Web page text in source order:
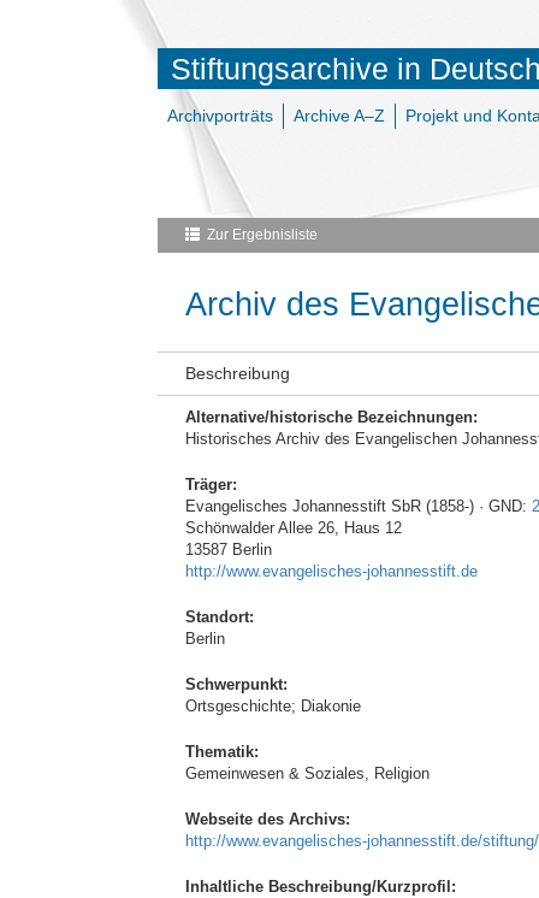
Stiftungsarchive in
Archivporträts Archive A–Z Projekt und
Zur Ergebnisliste
Archiv des
Beschreibung
Alternative/historische Bezeichnungen:
Historisches Archiv des Evangelischen
Träger:
Evangelisches Johannesstift SbR (1858-) · GND:
Schönwalder Allee 26, Haus 12
13587 Berlin
http://www.evangelisches-johannesstift.de
Standort:
Berlin
Schwerpunkt:
Ortsgeschichte; Diakonie
Thematik:
Gemeinwesen & Soziales, Religion
Webseite des Archivs:
http://www.evangelisches-johannesstift.de/
Inhaltliche Beschreibung/Kurzprofil: